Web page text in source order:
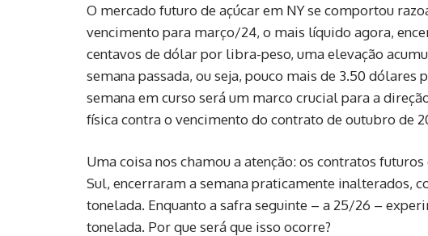
O mercado futuro de açúcar em NY se comportou
vencimento para março/24, o mais líquido agora,
centavos de dólar por libra-peso, uma elevação
semana passada, ou seja, pouco mais de 3.50 dólares
semana em curso será um marco crucial para a
física contra o vencimento do contrato de outubro de
Uma coisa nos chamou a atenção: os contratos
Sul, encerraram a semana praticamente inalterados,
tonelada. Enquanto a safra seguinte – a 25/26 –
tonelada. Por que será que isso ocorre?